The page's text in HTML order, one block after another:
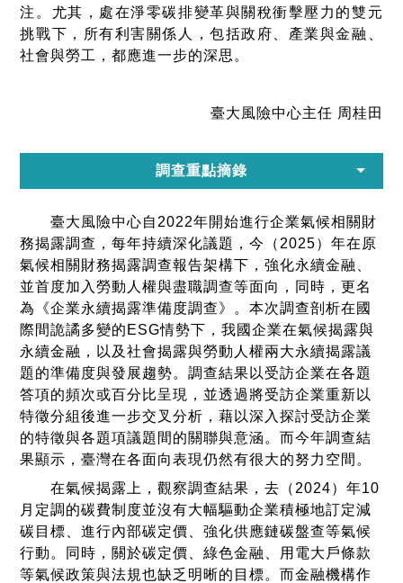
注。尤其，處在淨零碳排變革與關稅衝擊壓力的雙元
挑戰下，所有利害關係人，包括政府、產業與金融、
社會與勞工，都應進一步的深思。
臺大風險中心主任 周桂田
調查重點摘錄
臺大風險中心自2022年開始進行企業氣候相關財
務揭露調查，每年持續深化議題，今（2025）年在原
氣候相關財務揭露調查報告架構下，強化永續金融、
並首度加入勞動人權與盡職調查等面向，同時，更名
為《企業永續揭露準備度調查》。本次調查剖析在國
際間詭譎多變的ESG情勢下，我國企業在氣候揭露與
永續金融，以及社會揭露與勞動人權兩大永續揭露議
題的準備度與發展趨勢。調查結果以受訪企業在各題
答項的頻次或百分比呈現，並透過將受訪企業重新以
特徵分組後進一步交叉分析，藉以深入探討受訪企業
的特徵與各題項議題間的關聯與意涵。而今年調查結
果顯示，臺灣在各面向表現仍然有很大的努力空間。
在氣候揭露上，觀察調查結果，去（2024）年10
月定調的碳費制度並沒有大幅驅動企業積極地訂定減
碳目標、進行內部碳定價、強化供應鏈碳盤查等氣候
行動。同時，關於碳定價、綠色金融、用電大戶條款
等氣候政策與法規也缺乏明晰的目標。而金融機構作